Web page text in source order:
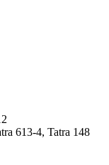
613-4, Tatra 148